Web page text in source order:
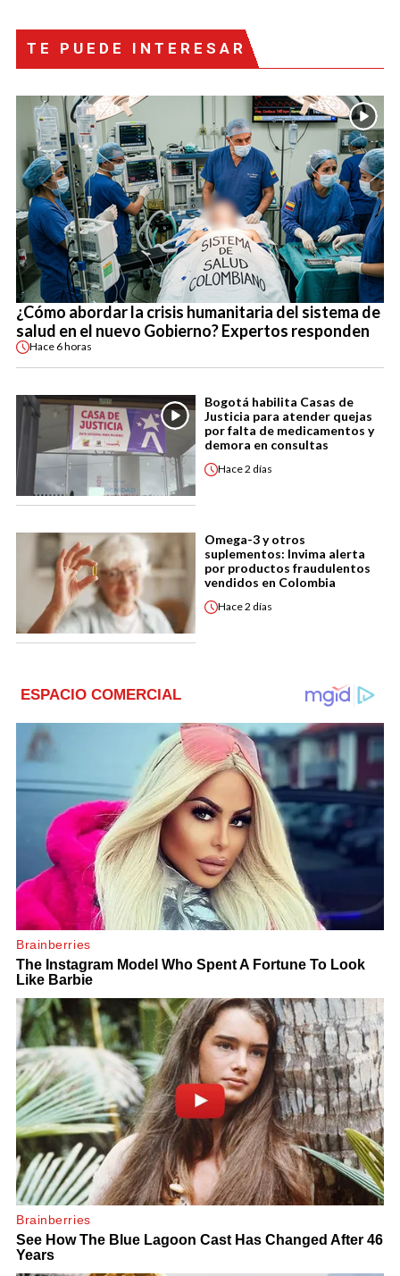
TE PUEDE INTERESAR
¿Cómo abordar la crisis humanitaria del sistema de
salud en el nuevo Gobierno? Expertos responden
Hace 6 horas
Bogotá habilita Casas de
Justicia para atender quejas
por falta de medicamentos y
demora en consultas
Hace2 días
Omega-3 y otros
suplementos: Invima alerta
por productos fraudulentos
vendidos en Colombia
Hace2 días